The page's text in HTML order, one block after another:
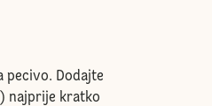
pecivo. Dodajte
najprije kratko